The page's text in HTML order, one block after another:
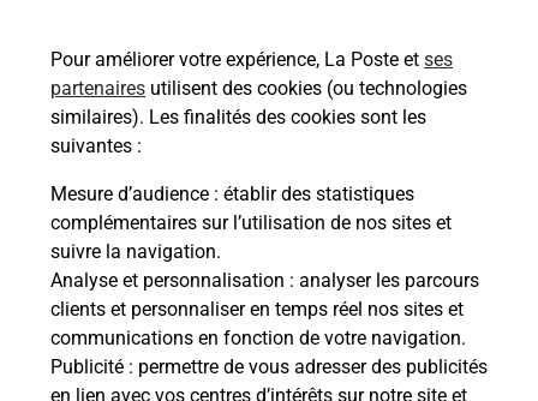
Pour améliorer votre expérience, La Poste et ses
partenaires utilisent des cookies (ou technologies
similaires). Les finalités des cookies sont les
suivantes :
Mesure d’audience : établir des statistiques
complémentaires sur l’utilisation de nos sites et
suivre la navigation.
Analyse et personnalisation : analyser les parcours
clients et personnaliser en temps réel nos sites et
communications en fonction de votre navigation.
Publicité : permettre de vous adresser des publicités
en lien avec vos centres d’intérêts sur notre site et
Malin !
La Poste
en ligne
Ouvert 24h/24
En savoir plus